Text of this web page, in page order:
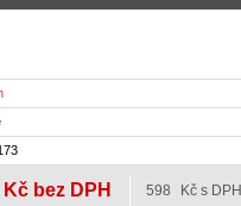
Kč bez DPH 598 Kč s DPH